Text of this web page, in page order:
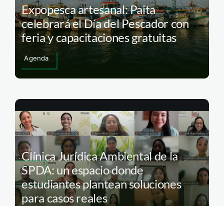
Expopesca artesanal: Paita
celebrará el Día del Pescador con
feria y capacitaciones gratuitas
Agenda
Clínica Jurídica Ambiental de la
SPDA: un espacio donde
estudiantes plantean soluciones
para casos reales